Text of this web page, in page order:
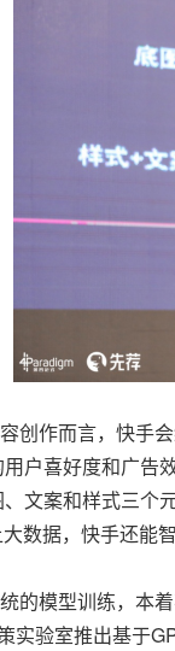
作而言，快手会
户喜好度和广告
文案和样式三个
数据，快手还能
模型训练，本着
实验室推出基于